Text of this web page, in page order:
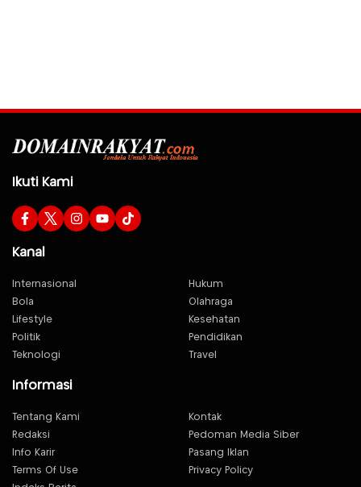
Ikuti Kami
Kanal
Internasional
Hukum
Bola
Olahraga
Lifestyle
Kesehatan
Politik
Pendidikan
Teknologi
Travel
Informasi
Tentang Kami
Kontak
Redaksi
Pedoman Media Siber
Info Karir
Pasang Iklan
Terms Of Use
Privacy Policy